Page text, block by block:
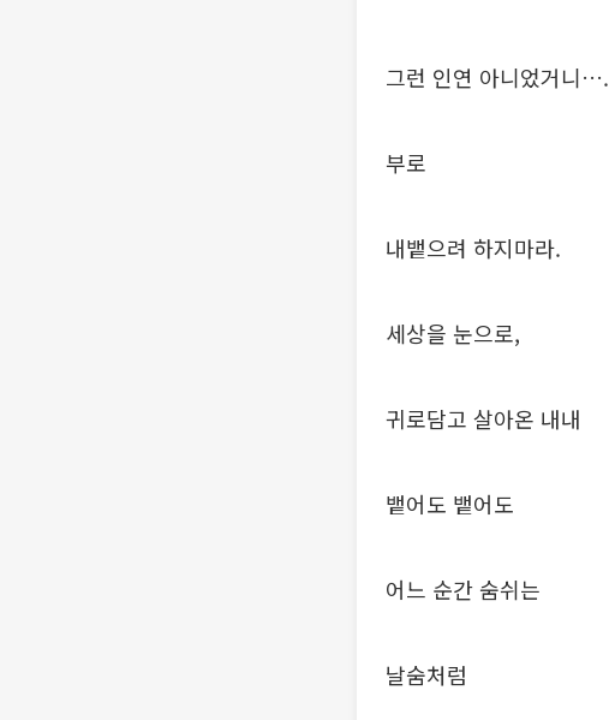
그런 인연 아니었거니….
부로
내뱉으려 하지마라.
세상을 눈으로,
귀로담고 살아온 내내
뱉어도 뱉어도
어느 순간 숨쉬는
날숨처럼